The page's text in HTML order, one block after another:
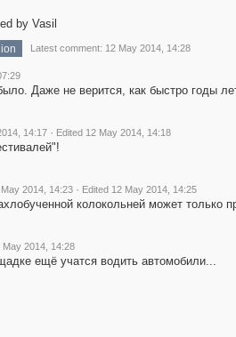
by Vasil
Latest comment: 12 May 2014, 14:28
Даже не верится, как быстро годы
14:17 · Edited 12 May 2014, 14:18
May 2014, 14:23 · Edited 12 May 2014, 14:25
колокольней может только
May 2014, 14:28
ещё учатся водить автомобили...